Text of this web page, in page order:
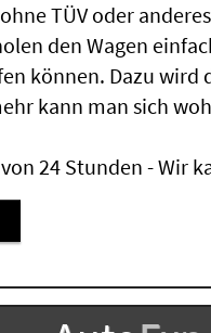
TÜV oder
den Wagen
können. Dazu wird
kann man sich
24 Stunden - Wir